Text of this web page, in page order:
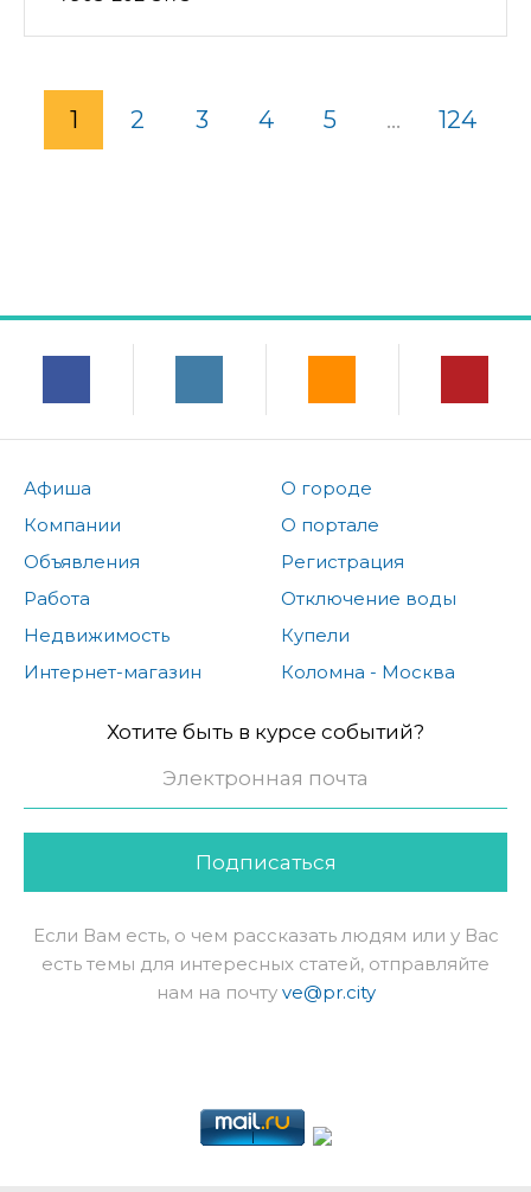
1 2 3 4 5 ... 124
Афиша
Компании
Объявления
Работа
Недвижимость
Интернет-магазин
О городе
О портале
Регистрация
Отключение воды
Купели
Коломна - Москва
Хотите быть в курсе событий?
Подписаться
Если Вам есть, о чем рассказать людям или у Вас
есть темы для интересных статей, отправляйте
нам на почту ve@pr.city